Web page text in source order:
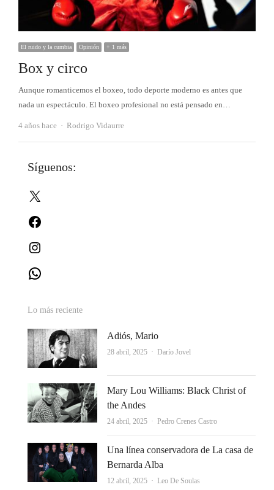
El ruido y la cumbia Opinión + 1 más
Box y circo
Aunque romanticemos el boxeo, todo deporte moderno es antes que
nada un espectáculo. El boxeo profesional no está pensado en…
4 años hace Autor
Rodrigo Vidaurre
Síguenos:
Lo más reciente
Adiós, Mario
28 abril, 2025 Autor
Darío Jovel
Mary Lou Williams: Black Christ of
the Andes
24 abril, 2025 Autor
Pedro Crenes Castro
Una línea conservadora de La casa de
Bernarda Alba
12 abril, 2025 Autor
Leo De Soulas